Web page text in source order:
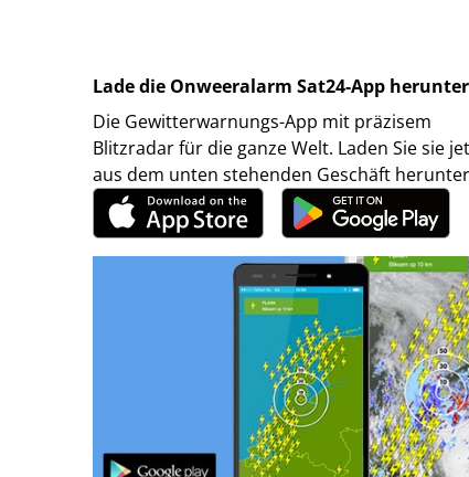
Lade die Onweeralarm Sat24-App herunter
Die Gewitterwarnungs-App mit präzisem
Blitzradar für die ganze Welt. Laden Sie sie
aus dem unten stehenden Geschäft